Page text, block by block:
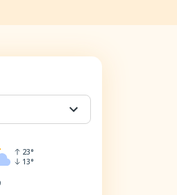
23°
13°